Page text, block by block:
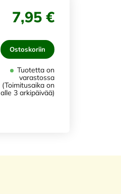
7,95 €
Ostoskoriin
Tuotetta on
varastossa
(Toimitusaika on
alle 3 arkipäivää)